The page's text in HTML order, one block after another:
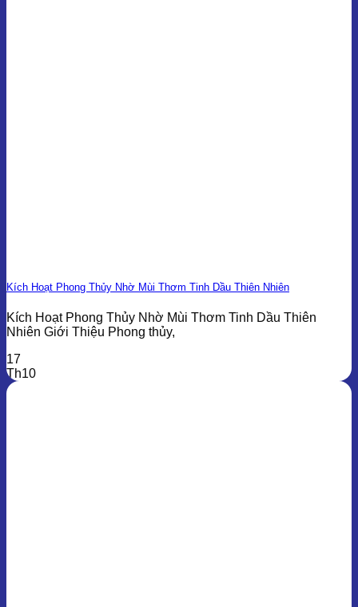
Kích Hoạt Phong Thủy Nhờ Mùi Thơm Tinh Dầu Thiên Nhiên
Kích Hoạt Phong Thủy Nhờ Mùi Thơm Tinh Dầu Thiên
Nhiên Giới Thiệu Phong thủy,
17
Th10